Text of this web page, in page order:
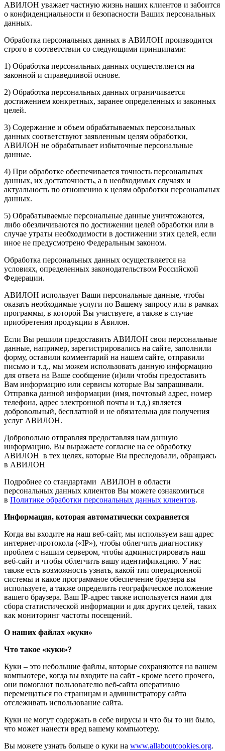
АВИЛОН уважает частную жизнь наших клиентов и забоится
о конфиденциальности и безопасности Ваших персональных
данных.
Обработка персональных данных в АВИЛОН производится
строго в соответствии со следующими принципами:
1) Обработка персональных данных осуществляется на
законной и справедливой основе.
2) Обработка персональных данных ограничивается
достижением конкретных, заранее определенных и законных
целей.
3) Содержание и объем обрабатываемых персональных
данных соответствуют заявленным целям обработки,
АВИЛОН не обрабатывает избыточные персональные
данные.
4) При обработке обеспечивается точность персональных
данных, их достаточность, а в необходимых случаях и
актуальность по отношению к целям обработки персональных
данных.
5) Обрабатываемые персональные данные уничтожаются,
либо обезличиваются по достижении целей обработки или в
случае утраты необходимости в достижении этих целей, если
иное не предусмотрено Федеральным законом.
Обработка персональных данных осуществляется на
условиях, определенных законодательством Российской
Федерации.
АВИЛОН использует Ваши персональные данные, чтобы
оказать необходимые услуги по Вашему запросу или в рамках
программы, в которой Вы участвуете, а также в случае
приобретения продукции в Авилон.
Если Вы решили предоставить АВИЛОН свои персональные
данные, например, зарегистрировались на сайте, заполнили
форму, оставили комментарий на нашем сайте, отправили
письмо и т.д., мы можем использовать данную информацию
для ответа на Ваше сообщение (и)или чтобы предоставить
Вам информацию или сервисы которые Вы запрашивали.
Отправка данной информации (имя, почтовый адрес, номер
телефона, адрес электронной почты и т.д.) является
добровольный, бесплатной и не обязательна для получения
услуг АВИЛОН.
Добровольно отправляя предоставляя нам данную
информацию, Вы выражаете согласие на ее обработку
АВИЛОН в тех целях, которые Вы преследовали, обращаясь
в АВИЛОН
Подробнее со стандартами АВИЛОН в области
персональных данных клиентов Вы можете ознакомиться
в Политике обработки персональных данных клиентов.
Информация, которая автоматически сохраняется
Когда вы входите на наш веб-сайт, мы используем ваш адрес
интернет-протокола («IP»), чтобы облегчить диагностику
проблем с нашим сервером, чтобы администрировать наш
веб-сайт и чтобы облегчить вашу идентификацию. У нас
также есть возможность узнать, какой тип операционной
системы и какое программное обеспечение браузера вы
используете, а также определить географическое положение
вашего браузера. Ваш IP-адрес также используется нами для
сбора статистической информации и для других целей, таких
как мониторинг частоты посещений.
О наших файлах «куки»
Что такое «куки»?
Куки – это небольшие файлы, которые сохраняются на вашем
компьютере, когда вы входите на сайт - кроме всего прочего,
они помогают пользователю веб-сайта оперативно
перемещаться по страницам и администратору сайта
отслеживать использование сайта.
Куки не могут содержать в себе вирусы и что бы то ни было,
что может нанести вред вашему компьютеру.
Вы можете узнать больше о куки на www.allaboutcookies.org.